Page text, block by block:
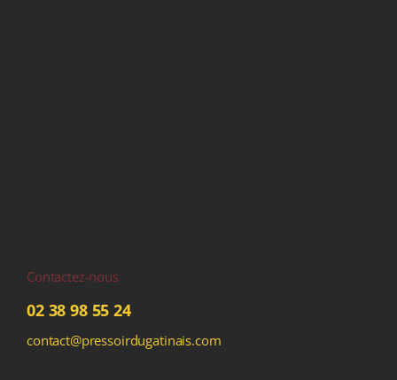
Contactez-nous
02 38 98 55 24
contact@pressoirdugatinais.com